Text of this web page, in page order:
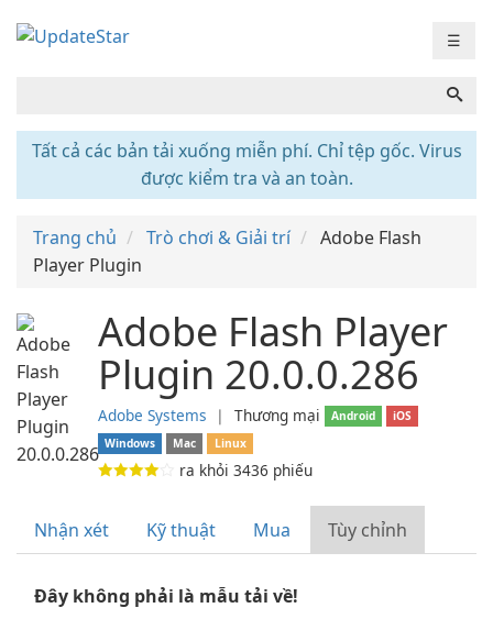
☰
Tất cả các bản tải xuống miễn phí. Chỉ tệp gốc. Virus
được kiểm tra và an toàn.
Trang chủ Trò chơi & Giải trí
Adobe Flash
Player Plugin
Adobe Flash Player
Plugin 20.0.0.286
Adobe Systems ❘ Thương mại Android
iOS
Windows
Mac Linux
ra khỏi 3436 phiếu
Nhận xét Kỹ thuật Mua Tùy chỉnh
Đây không phải là mẫu tải về!